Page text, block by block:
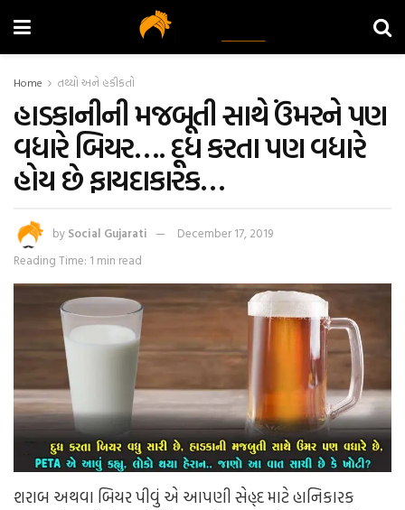
Home તથ્યો અને હકીકતો
હાડકાનીની મજબૂતી સાથે ઉંમરને પણ
વધારે બિયર…. દૂધ કરતા પણ વધારે
હોય છે ફાયદાકારક…
by Social Gujarati
December 17, 2019
Reading Time: 1 min read
શરાબ અથવા બિયર પીવું એ આપણી સેહ્દ માટે હાનિકારક